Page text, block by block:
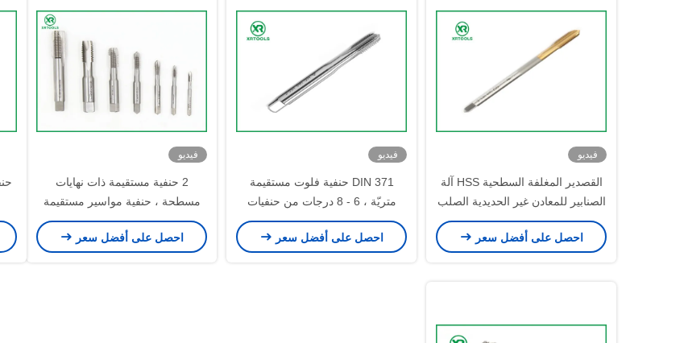
فيديو
القصدير المغلفة السطحية HSS آلة
الصنابير للمعادن غير الحديدية الصلب
4341 المواد
احصل على أفضل سعر
فيديو
DIN 371 حنفية فلوت مستقيمة
متريّة ، 6 - 8 درجات من حنفيات
قص الخيوط
احصل على أفضل سعر
فيديو
2 حنفية مستقيمة ذات نهايات
مسطحة ، حنفية مواسير مستقيمة
أرضية بالكامل ISO529 قياسي
احصل على أفضل سعر